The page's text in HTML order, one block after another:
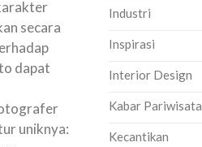
secara
dapat
uniknya:
Industri
Inspirasi
Interior Design
Kabar Pariwisata
Kecantikan